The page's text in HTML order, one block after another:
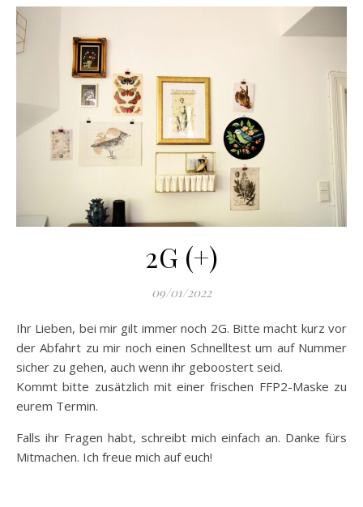
2G (+)
09/01/2022
Ihr Lieben, bei mir gilt immer noch 2G. Bitte macht kurz vor
der Abfahrt zu mir noch einen Schnelltest um auf Nummer
sicher zu gehen, auch wenn ihr geboostert seid.
Kommt bitte zusätzlich mit einer frischen FFP2-Maske zu
eurem Termin.
Falls ihr Fragen habt, schreibt mich einfach an. Danke fürs
Mitmachen. Ich freue mich auf euch!